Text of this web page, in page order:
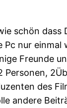
schön
Pc nur
Freunde
Personen,
des
andere